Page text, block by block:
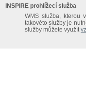
INSPIRE prohlížecí služba
WMS služba, kterou
takovéto služby je
služby můžete využít